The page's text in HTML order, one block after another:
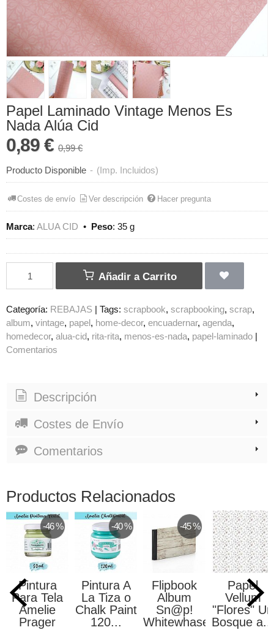
Papel Laminado Vintage Menos Es
Nada Alúa Cid
0,89 € 0,99 €
Producto Disponible - (Imp. Incluidos)
Costes de envío Ver descripción Hacer pregunta
Marca: ALUA CID • Peso: 35 g
Añadir a Carrito
Categoría: REBAJAS | Tags: scrapbook scrapbooking scrap
album vintage papel home-decor encuadernar agenda
homedecor alua-cid rita-rita menos-es-nada papel-laminado |
Comentarios
Descripción
Costes de Envío
Comentarios
Productos Relacionados
-46 %
Pintura
Para Tela
Amelie
Prager
-40 %
Pintura A
La Tiza o
Chalk Paint
120...
-45 %
Flipbook
Album
Sn@p!
Whitewhased...
Papel
Vellum
"Flores" Un
Bosque a...